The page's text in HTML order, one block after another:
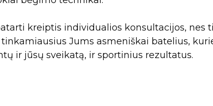
kreiptis individualios konsultacijos, nes
Jums asmeniškai batelius,
ir jūsų sveikatą, ir sportinius rezultatus.